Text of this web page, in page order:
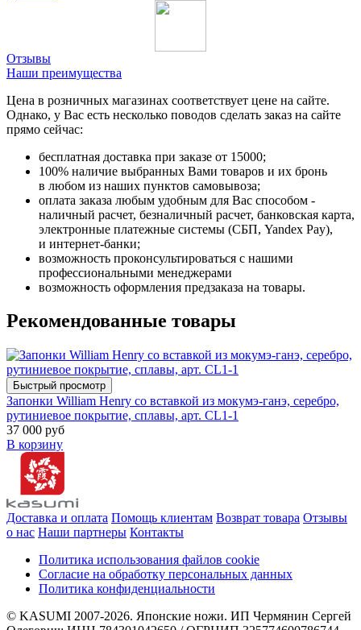
Отзывы
Наши преимущества
Цена в розничных магазинах соответствует цене на сайте.
Однако, у Вас есть несколько поводов сделать заказ на сайте
прямо сейчас:
бесплатная доставка при заказе от 15000;
100% наличие выбранных Вами товаров и их бронь
в любом из наших пунктов самовывоза;
оплата заказа любым удобным для Вас способом -
наличный расчет, безналичный расчет, банковская карта,
электронные платежные системы (СБП, Yandex Pay),
и интернет-банки;
возможность проконсультироваться с нашими
профессиональными менеджерами
возможность оформления предзаказа на товары.
Рекомендованные товары
Быстрый просмотр
Запонки William Henry со вставкой из мокумэ-ганэ, серебро,
рутиниевое покрытие, сплавы, арт. CL1-1
37 000 руб
В корзину
Доставка и оплата Помощь клиентам Возврат товара Отзывы
о нас Наши партнеры Контакты
Политика использования файлов cookie
Согласие на обработку персональных данных
Политика конфиденциальности
© KASUMI 2007-2026. Японские ножи. ИП Чермянин Сергей